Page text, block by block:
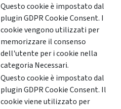
Questo cookie è impostato dal
plugin GDPR Cookie Consent. I
cookie vengono utilizzati per
memorizzare il consenso
dell'utente per i cookie nella
categoria Necessari.
Questo cookie è impostato dal
plugin GDPR Cookie Consent. Il
cookie viene utilizzato per